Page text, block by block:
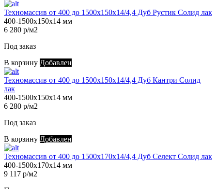
Техномассив от 400 до 1500х150х14/4,4 Дуб Рустик Солид лак
400-1500х150х14 мм
6 280 р/м2
Под заказ
В корзину Добавлен
Техномассив от 400 до 1500х150х14/4,4 Дуб Кантри Солид
лак
400-1500х150х14 мм
6 280 р/м2
Под заказ
В корзину Добавлен
Техномассив от 400 до 1500х170х14/4,4 Дуб Селект Солид лак
400-1500х170х14 мм
9 117 р/м2